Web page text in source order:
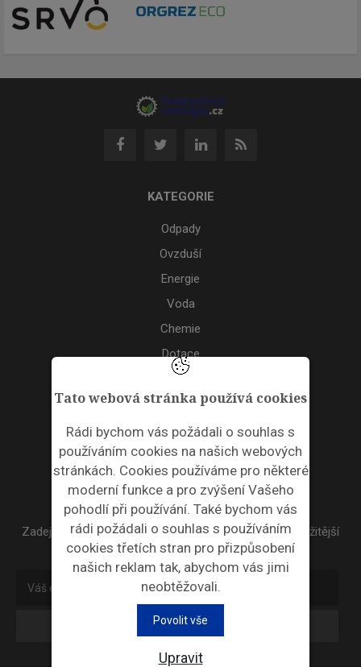
Tato webová stránka používá cookies
Rádi bychom vás požádali o souhlas s
používáním cookies na našich webových
stránkách. Cookies používáme pro některé
moderní funkce a pro zvýšení Vašeho
pohodlí při používání. Také bychom vás
rádi požádali o souhlas s používáním
cookies třetích stran pro přizpůsobení
našich reklam tak, abychom vás jimi
neobtěžovali.
Povolit vše
Upravit
KATEGORIE
Odpady
Ovzduší
Energie
Voda
Chemie
Dotace
Akce
ODPADNÍ PLASTY
NEWSLETTER
Zadejte váš email a my Vám budeme zasílat ty nejdůležitější
informace, maximálně 1x týdně.
Odebírat